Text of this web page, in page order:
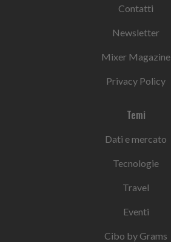
Contatti
Newsletter
Mixer Magazine
Privacy Policy
Temi
Dati e mercato
Tecnologie
Travel
Eventi
Cibo by Grams